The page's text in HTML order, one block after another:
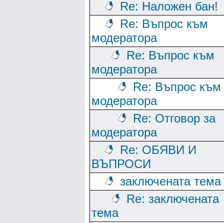
Re: Наложен бан!
Re: Въпрос към
модератора
Re: Въпрос към
модератора
Re: Въпрос към
модератора
Re: Отговор за
модератора
Re: ОБЯВИ И
ВЪПРОСИ
заключената тема
Re: заключената
тема